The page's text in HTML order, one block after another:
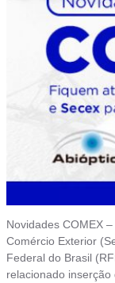
Novidades COMEX
Comércio Exterior
Federal do Brasil
relacionado